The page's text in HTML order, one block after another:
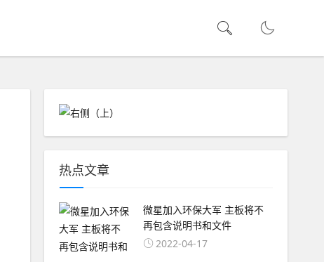
热点文章
微星加入环保大军 主板将不
再包含说明书和文件
2022-04-17